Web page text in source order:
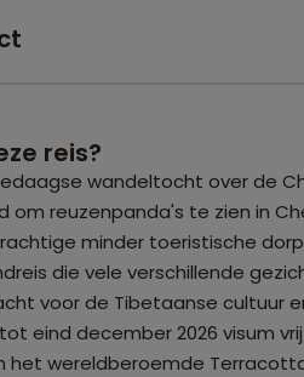
reis?
wandeltocht over de
om reuzenpanda's te zien in
minder toeristische
die vele verschillende
voor de Tibetaanse cultuur
eind december 2026 visum
het wereldberoemde